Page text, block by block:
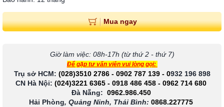
Mua ngay
Giờ làm việc: 08h-17h (từ thứ 2 - thứ 7)
Để gặp tư vấn viên vui lòng gọi:
Trụ sở HCM: (028)3510 2786 - 0902 787 139- 0932 196 898
CN Hà Nội: (024)3221 6365 - 0918 486 458 - 0962 714 680
Đà Nẵng: 0962.986.450
Hải Phòng, Quảng Ninh, Thái Bình: 0868.227775